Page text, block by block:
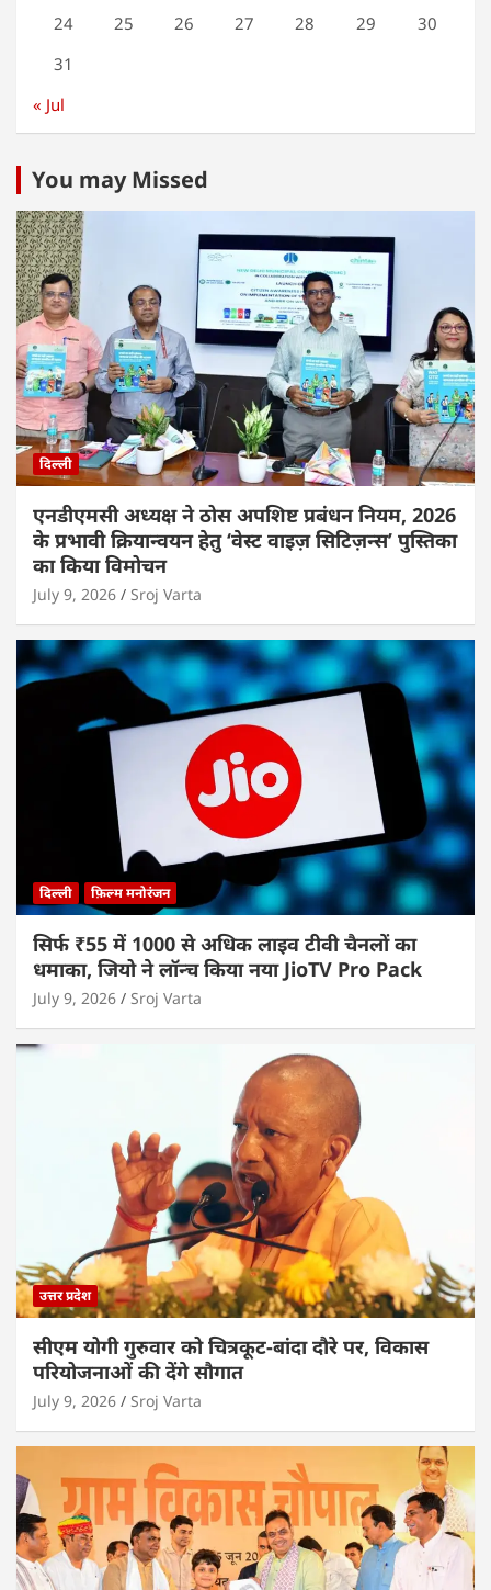
24 25 26 27 28 29
30
31
« Jul
You may Missed
दिल्ली
एनडीएमसी अध्यक्ष ने ठोस अपशिष्ट प्रबंधन नियम, 2026
के प्रभावी क्रियान्वयन हेतु ‘वेस्ट वाइज़ सिटिज़न्स’ पुस्तिका
का किया विमोचन
July 9, 2026 Sroj Varta
दिल्ली फ़िल्म मनोरंजन
सिर्फ ₹55 में 1000 से अधिक लाइव टीवी चैनलों का
धमाका, जियो ने लॉन्च किया नया JioTV Pro Pack
July 9, 2026 Sroj Varta
उत्तर प्रदेश
सीएम योगी गुरुवार को चित्रकूट-बांदा दौरे पर, विकास
परियोजनाओं की देंगे सौगात
July 9, 2026 Sroj Varta